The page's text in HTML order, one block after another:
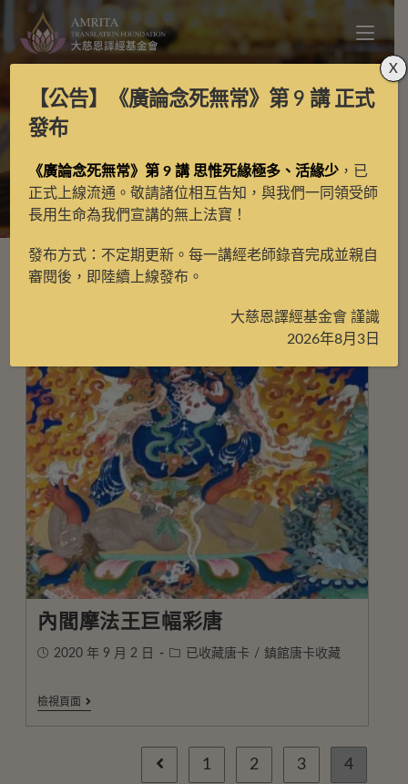
> 鎮館級唐卡 > 第4頁
內閻摩法王巨幅彩唐
2020 年 9 月 2 日 已收藏唐卡 / 鎮館唐卡收藏
檢視頁面
1 2 3 4
【公告】 《廣論念死無常》第 9 講正式
發布
《廣論念死無常》第 9 講 思惟死緣極多、活緣少 ，已
正式上線流通。敬請諸位相互告知，與我們一同領受師
長用生命為我們宣講的無上法寶！
發布方式：不定期更新。每一講經老師錄音完成並親自
審閱後，即陸續上線發布。
大慈恩譯經基金會 謹識
2026年8月3日
X